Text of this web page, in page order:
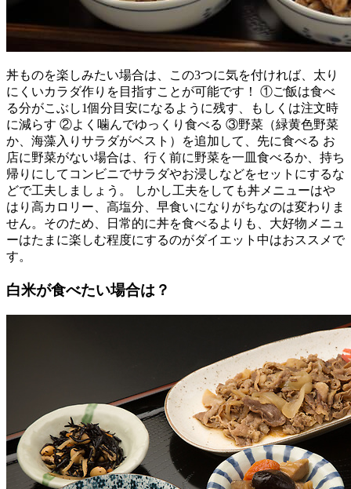
丼ものを楽しみたい場合は、この3つに気を付ければ、太り
にくいカラダ作りを目指すことが可能です！ ①ご飯は食べ
る分がこぶし1個分目安になるように残す、もしくは注文時
に減らす ②よく噛んでゆっくり食べる ③野菜（緑黄色野菜
か、海藻入りサラダがベスト）を追加して、先に食べる お
店に野菜がない場合は、行く前に野菜を一皿食べるか、持ち
帰りにしてコンビニでサラダやお浸しなどをセットにするな
どで工夫しましょう。 しかし工夫をしても丼メニューはや
はり高カロリー、高塩分、早食いになりがちなのは変わりま
せん。そのため、日常的に丼を食べるよりも、大好物メニュ
ーはたまに楽しむ程度にするのがダイエット中はおススメで
す。
白米が食べたい場合は？